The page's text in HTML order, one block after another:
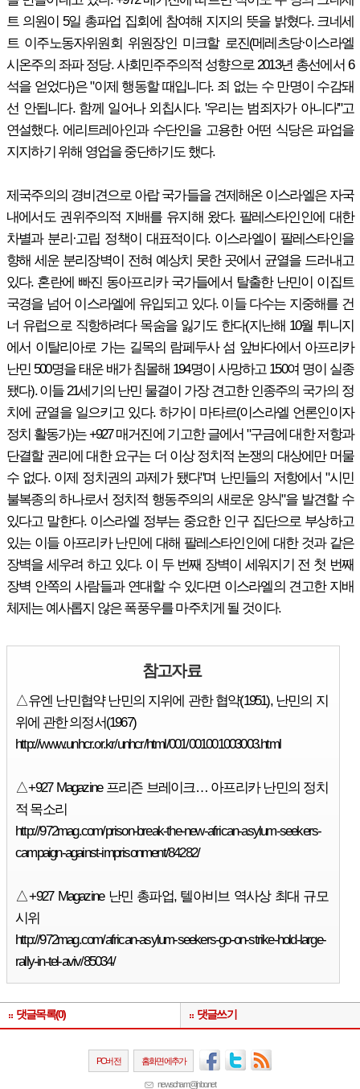
트 의원이 5일 총파업 집회에 참여해 지지의 뜻을 밝혔다. 크네세
트 이주노동자위원회 위원장인 미크할 로진(메레츠당·이스라엘
시온주의 좌파 정당. 사회민주주의적 성향으로 2013년 총선에서 6
석을 얻었다)은 "이제 행동할 때입니다. 죄 없는 수 만명이 수감돼
선 안됩니다. 함께 일어나 외칩시다. '우리는 범죄자가 아니다'"고
연설했다. 에리트레아인과 수단인을 고용한 어떤 식당은 파업을
지지하기 위해 영업을 중단하기도 했다.
제국주의의 경비견으로 아랍 국가들을 견제해온 이스라엘은 자국
내에서도 권위주의적 지배를 유지해 왔다. 팔레스타인인에 대한
차별과 분리·고립 정책이 대표적이다. 이스라엘이 팔레스타인을
향해 세운 분리장벽이 전혀 예상치 못한 곳에서 균열을 드러내고
있다. 혼란에 빠진 동아프리카 국가들에서 탈출한 난민이 이집트
국경을 넘어 이스라엘에 유입되고 있다. 이들 다수는 지중해를 건
너 유럽으로 직항하려다 목숨을 잃기도 한다(지난해 10월 튀니지
에서 이탈리아로 가는 길목의 람페두사 섬 앞바다에서 아프리카
난민 500명을 태운 배가 침몰해 194명이 사망하고 150여 명이 실종
됐다). 이들 21세기의 난민 물결이 가장 견고한 인종주의 국가의 정
치에 균열을 일으키고 있다. 하가이 마타르(이스라엘 언론인이자
정치 활동가)는 +927 매거진에 기고한 글에서 "구금에 대한 저항과
단결할 권리에 대한 요구는 더 이상 정치적 논쟁의 대상에만 머물
수 없다. 이제 정치권의 과제가 됐다"며 난민들의 저항에서 "시민
불복종의 하나로서 정치적 행동주의의 새로운 양식"을 발견할 수
있다고 말한다. 이스라엘 정부는 중요한 인구 집단으로 부상하고
있는 이들 아프리카 난민에 대해 팔레스타인인에 대한 것과 같은
장벽을 세우려 하고 있다. 이 두 번째 장벽이 세워지기 전 첫 번째
장벽 안쪽의 사람들과 연대할 수 있다면 이스라엘의 견고한 지배
체제는 예사롭지 않은 폭풍우를 마주치게 될 것이다.
참고자료
△유엔 난민협약 난민의 지위에 관한 협약(1951), 난민의 지
위에 관한 의정서(1967)
http://www.unhcr.or.kr/unhcr/html/001/001001003003.html
△+927 Magazine 프리즌 브레이크… 아프리카 난민의 정치
적 목소리
http://972mag.com/prison-break-the-new-african-asylum-seekers-
campaign-against-imprisonment/84282/
△+927 Magazine 난민 총파업, 텔아비브 역사상 최대 규모
시위
http://972mag.com/african-asylum-seekers-go-on-strike-hold-large-
rally-in-tel-aviv/85034/
댓글목록(0) 댓글쓰기
PC버전 홈화면에추가
newscham@jinbo.net